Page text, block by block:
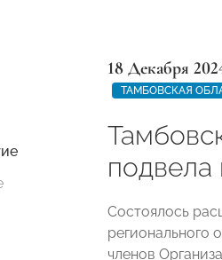
18 Декабря
ТАМБОВСКАЯ
подвела
Состоялось
членов